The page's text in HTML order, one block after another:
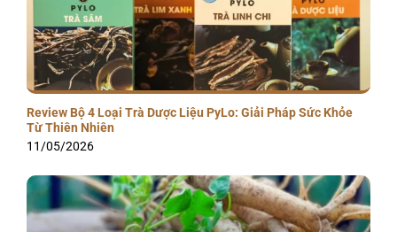
Review Bộ 4 Loại Trà Dược Liệu PyLo: Giải Pháp Sức Khỏe
Từ Thiên Nhiên
11/05/2026